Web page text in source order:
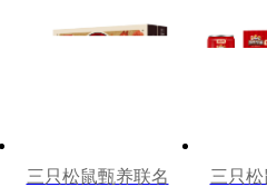
三只松鼠甄养联名
三只